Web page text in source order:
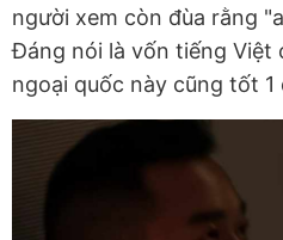
người xem còn đùa rằng
Đáng nói là vốn tiếng Việt
ngoại quốc này cũng tốt